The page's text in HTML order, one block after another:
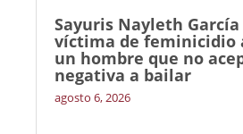
Sayuris Nayleth García
víctima de feminicidio
un hombre que no
negativa a bailar
agosto 6, 2026